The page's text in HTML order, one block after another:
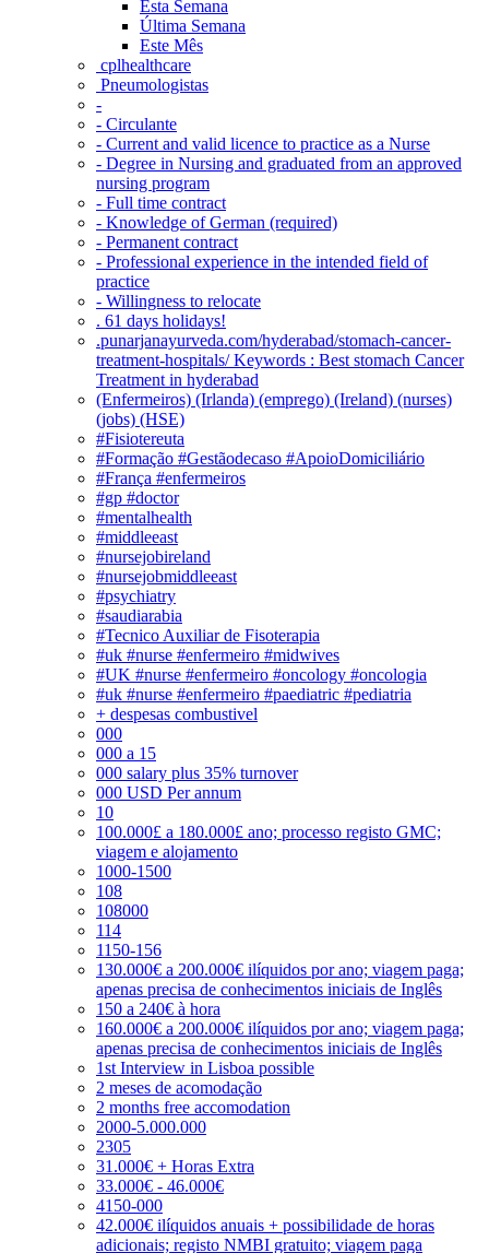
Esta Semana
Última Semana
Este Mês
‎ cplhealthcare‬
Pneumologistas
-
- Circulante
- Current and valid licence to practice as a Nurse
- Degree in Nursing and graduated from an approved
nursing program
- Full time contract
- Knowledge of German (required)
- Permanent contract
- Professional experience in the intended field of
practice
- Willingness to relocate
. 61 days holidays!
.punarjanayurveda.com/hyderabad/stomach-cancer-
treatment-hospitals/ Keywords : Best stomach Cancer
Treatment in hyderabad
(Enfermeiros) (Irlanda) (emprego) (Ireland) (nurses)
(jobs) (HSE)
#Fisiotereuta
#Formação #Gestãodecaso #ApoioDomiciliário
#França #enfermeiros
#gp #doctor
#mentalhealth
#middleeast
#nursejobireland
#nursejobmiddleeast
#psychiatry
#saudiarabia
#Tecnico Auxiliar de Fisoterapia
#uk #nurse #enfermeiro #midwives
#UK #nurse #enfermeiro #oncology #oncologia
#uk #nurse #enfermeiro #paediatric #pediatria
+ despesas combustivel
000
000 a 15
000 salary plus 35% turnover
000 USD Per annum
10
100.000£ a 180.000£ ano; processo registo GMC;
viagem e alojamento
1000-1500
108
108000
114
1150-156
130.000€ a 200.000€ ilíquidos por ano; viagem paga;
apenas precisa de conhecimentos iniciais de Inglês
150 a 240€ à hora
160.000€ a 200.000€ ilíquidos por ano; viagem paga;
apenas precisa de conhecimentos iniciais de Inglês
1st Interview in Lisboa possible
2 meses de acomodação
2 months free accomodation
2000-5.000.000
2305
31.000€ + Horas Extra
33.000€ - 46.000€
4150-000
42.000€ ilíquidos anuais + possibilidade de horas
adicionais; registo NMBI gratuito; viagem paga